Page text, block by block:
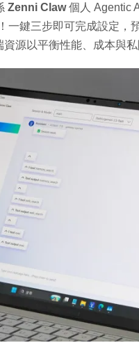
Zenni Claw個人 Agentic
一鍵三步即可完成設定，
源以平衡性能、成本與私